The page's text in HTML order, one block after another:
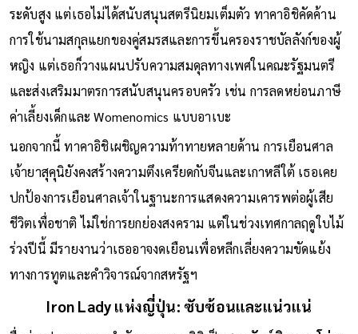
ด้านสังคมและเพศสภาพ แม้เธอจะเป็นตัวแทนผู้หญิงในการเมือง
ระดับสูง แต่เธอไม่ได้สนับสนุนสตรีนิยมเต็มตัว ทาคาอิชิคัดค้าน
การใช้นามสกุลแยกของคู่สมรสและการขึ้นครองราชบัลลังก์ของผู้
หญิง แต่เธอก็วางแผนปรับความสมดุลทางเพศในคณะรัฐมนตรี
และส่งเสริมมาตรการสนับสนุนครอบครัว เช่น การลดหย่อนภาษี
ค่าเลี้ยงเด็กและ Womenomics แบบอาเบะ
นอกจากนี้ ทาคาอิชิเผชิญความท้าทายหลายด้าน การเยือนศาล
เจ้ายาสุคุนิยังคงสร้างความตึงเครียดกับจีนและเกาหลีใต้ เธอเคย
ปกป้องการเยือนศาลเจ้าในฐานะการแสดงความเคารพต่อผู้เสีย
ชีวิตเพื่อชาติ ไม่ใช่การยกย่องสงคราม แต่ในช่วงเทศกาลฤดูใบไม้
ร่วงปีนี้ มีรายงานว่าเธออาจงดเยือนเพื่อหลีกเลี่ยงความขัดแย้ง
ทางการทูตและคำวิจารณ์จากสหรัฐฯ